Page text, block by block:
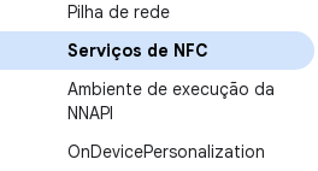
Pilha de rede
Serviços de NFC
Ambiente de execução da
NNAPI
OnDevicePersonalization